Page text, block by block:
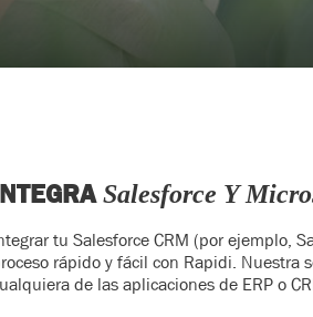
Salesforce Y
tu Salesforce CRM (por ejemplo,
rápido y fácil con Rapidi. Nuestra
de las aplicaciones de ERP o